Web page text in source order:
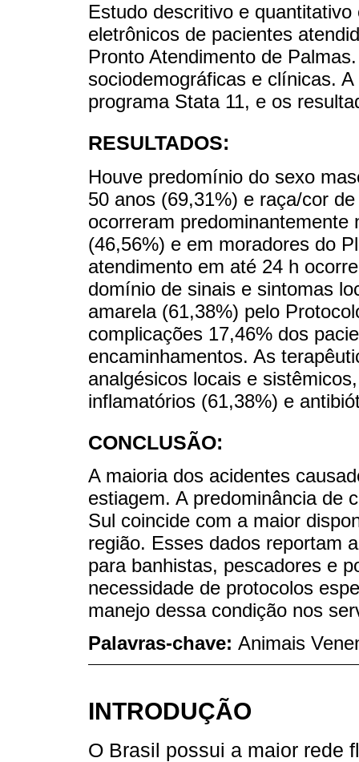
Estudo descritivo e
eletrônicos de pacientes
Pronto Atendimento de
sociodemográficas e clínicas.
programa Stata 11, e os
RESULTADOS:
Houve predomínio do sexo
50 anos (69,31%) e raça/cor
ocorreram
(46,56%) e em moradores do
atendimento em até 24 h
domínio de sinais e sintomas
amarela (61,38%) pelo
complicações 17,46% dos
encaminhamentos. As
analgésicos locais e
inflamatórios (61,38%) e
CONCLUSÃO:
A maioria dos acidentes
estiagem. A predominância de
Sul coincide com a maior
região. Esses dados reportam
para banhistas, pescadores e
necessidade de protocolos
manejo dessa condição nos
Palavras-chave: Animais
INTRODUÇÃO
O Brasil possui a maior rede